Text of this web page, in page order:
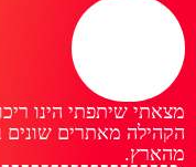
מצאתי שיתפתי הינו
הקהילה מאתרים שונים
מהארץ.